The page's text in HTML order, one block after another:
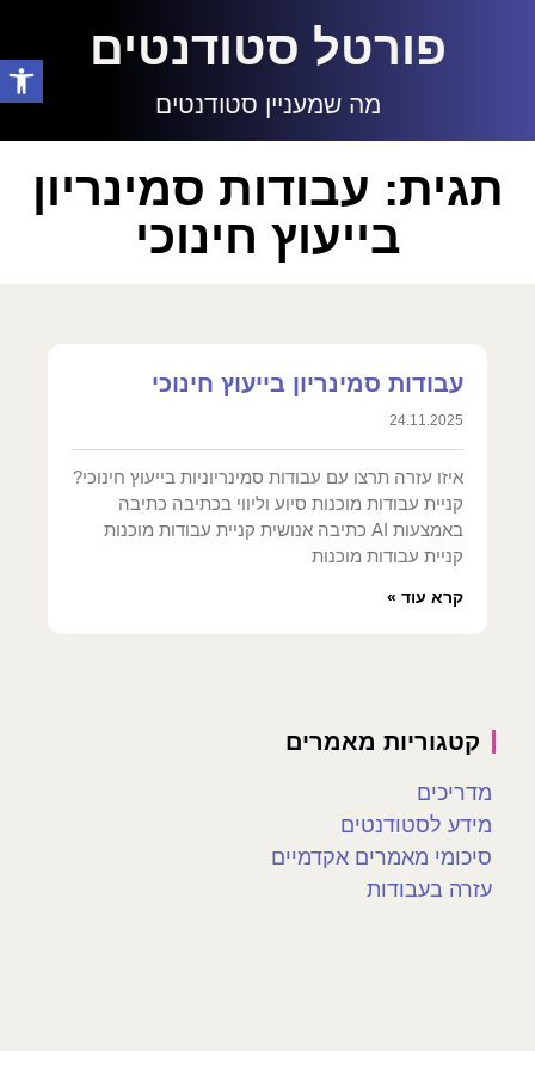
פתח
פורטל סטודנטים
מה שמעניין סטודנטים
תגית: עבודות סמינריון
בייעוץ חינוכי
עבודות סמינריון בייעוץ חינוכי
24.11.2025
איזו עזרה תרצו עם עבודות סמינריוניות בייעוץ חינוכי?
קניית עבודות מוכנות סיוע וליווי בכתיבה כתיבה
באמצעות AI כתיבה אנושית קניית עבודות מוכנות
קניית עבודות מוכנות
קרא עוד »
קטגוריות מאמרים
מדריכים
מידע לסטודנטים
סיכומי מאמרים אקדמיים
עזרה בעבודות